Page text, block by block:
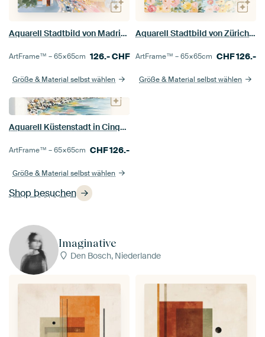
Shop besuchen
Aquarell Stadtbild von Madrid – Gran Vía Sonnenuntergang Illustration
ArtFrame™ –65×65cm 126.-CHF
Größe & Material selbst wählen
Aquarell Stadtbild von Zürich – Limmat & Altstadt Illustration
ArtFrame™ –65×65cm CHF126.-
Größe & Material selbst wählen
Aquarell Küstenstadt in Cinque Terre – Bunte Häuser am Meer
ArtFrame™ –65×65cm CHF126.-
Größe & Material selbst wählen
Imaginative
Den Bosch, Niederlande